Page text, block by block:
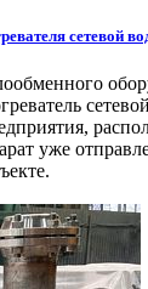
сетевой
уже